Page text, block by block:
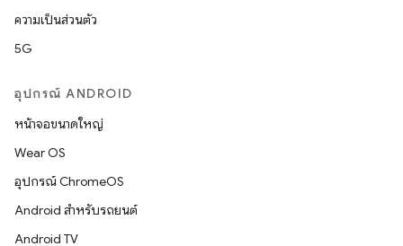
ความเป็นส่วนตัว
5G
อุปกรณ์ ANDROID
หน้าจอขนาดใหญ่
Wear OS
อุปกรณ์ ChromeOS
Android สำหรับรถยนต์
Android TV